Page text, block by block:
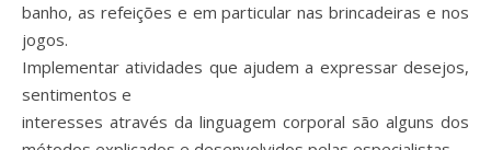
banho, as refeições e em particular nas brincadeiras e nos
jogos.
Implementar atividades que ajudem a expressar desejos,
sentimentos e
interesses através da linguagem corporal são alguns dos